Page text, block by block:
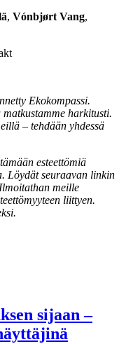
, Vónbjørt Vang,
Ekokompassi.
harkitusti.
– tehdään yhdessä
esteettömiä
Löydät seuraavan linkin
meille
liittyen.
sijaan –